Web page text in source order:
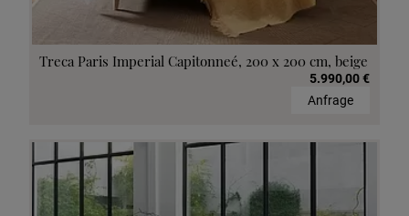
Treca Paris Imperial Capitonneé, 200 x 200 cm, beige
5.990,00 €
Anfrage